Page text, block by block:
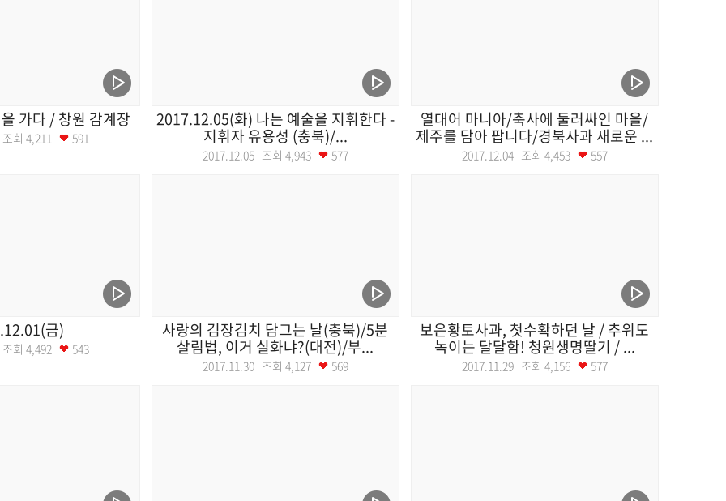
가다 / 창원 감계장
회 4,211 591
2017.12.05(화) 나는 예술을 지휘한다 -
지휘자 유용성 (충북)/...
2017.12.05 조회 4,943 577
열대어 마니아/축사에 둘러싸인 마을/
제주를 담아 팝니다/경북사과 새로운 ...
2017.12.04 조회 4,453 557
금)
회 4,492 543
사랑의 김장김치 담그는 날(충북)/5분
살림법, 이거 실화냐?(대전)/부...
2017.11.30 조회 4,127 569
보은황토사과, 첫수확하던 날 / 추위도
녹이는 달달함! 청원생명딸기 / ...
2017.11.29 조회 4,156 577